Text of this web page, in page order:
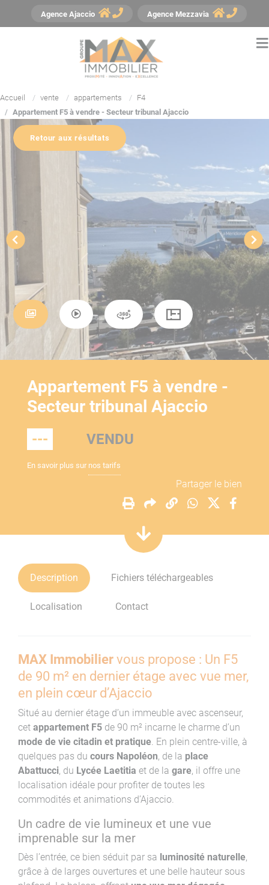
Agence Ajaccio Agence Mezzavia
Accueil vente appartements
F4
Appartement F5 à vendre - Secteur tribunal Ajaccio
Autoriser
Retour aux résultats
Appartement F5 à vendre -
Secteur tribunal Ajaccio
--- VENDU
En savoir plus sur nos tarifs
Partager le bien
Description Fichiers téléchargeables
Localisation Contact
MAX Immobilier vous propose : Un F5
de 90 m² en dernier étage avec vue mer,
en plein cœur d’Ajaccio
Situé au dernier étage d’un immeuble avec ascenseur,
cet appartement F5 de 90 m² incarne le charme d’un
mode de vie citadin et pratique. En plein centre-ville, à
quelques pas du cours Napoléon, de la place
Abattucci, du Lycée Laetitia et de la gare, il offre une
localisation idéale pour profiter de toutes les
commodités et animations d’Ajaccio.
Un cadre de vie lumineux et une vue
imprenable sur la mer
Dès l’entrée, ce bien séduit par sa luminosité naturelle,
grâce à de larges ouvertures et une belle hauteur sous
Panneau de gestion des cookies